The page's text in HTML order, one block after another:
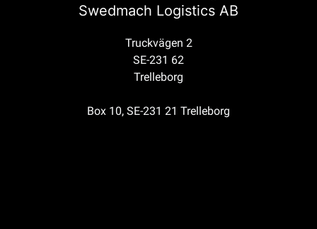
Swedmach Logistics AB
Truckvägen 2
SE-231 62
Trelleborg
Box 10, SE-231 21 Trelleborg